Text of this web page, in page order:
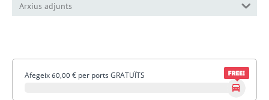
Arxius adjunts
Afegeix 60,00 € per ports GRATUÏTS